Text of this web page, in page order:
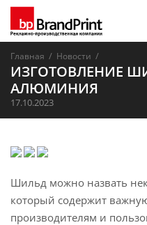
Главная / Новости /
ИЗГОТОВЛЕНИЕ
АЛЮМИНИЯ
17.10.2023
Шильд можно назвать
который содержит
производителям и